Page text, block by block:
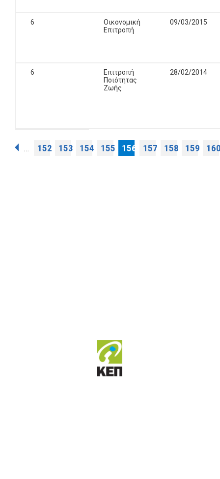
6
Οικονομική
Επιτροπή
09/03/2015
6
Επιτροπή
Ποιότητας
Ζωής
28/02/2014
Σελίδες
… 152 153 154 155 156 157 158 159